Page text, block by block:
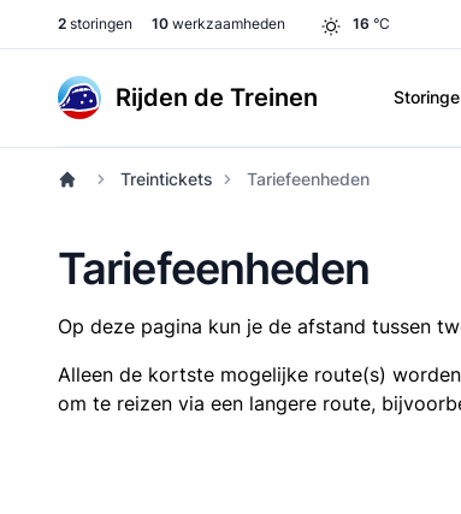
2 storingen 10 werkzaamheden 16 °C
Rijden de Treinen
Treintickets Tariefeenheden
Tariefeenheden
Op deze pagina kun je de afstand tussen
Alleen de kortste mogelijke route(s)
om te reizen via een langere route,